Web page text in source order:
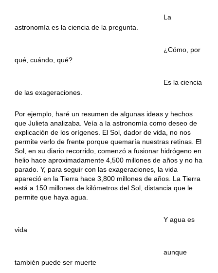
La
astronomía es la ciencia de la pregunta.
¿Cómo, por
qué, cuándo, qué?
Es la ciencia
de las exageraciones.
Por ejemplo, haré un resumen de algunas ideas y hechos
que Julieta analizaba. Veía a la astronomía como deseo de
explicación de los orígenes. El Sol, dador de vida, no nos
permite verlo de frente porque quemaría nuestras retinas. El
Sol, en su diario recorrido, comenzó a fusionar hidrógeno en
helio hace aproximadamente 4,500 millones de años y no ha
parado. Y, para seguir con las exageraciones, la vida
apareció en la Tierra hace 3,800 millones de años. La Tierra
está a 150 millones de kilómetros del Sol, distancia que le
permite que haya agua.
Y agua es
vida
aunque
también puede ser muerte